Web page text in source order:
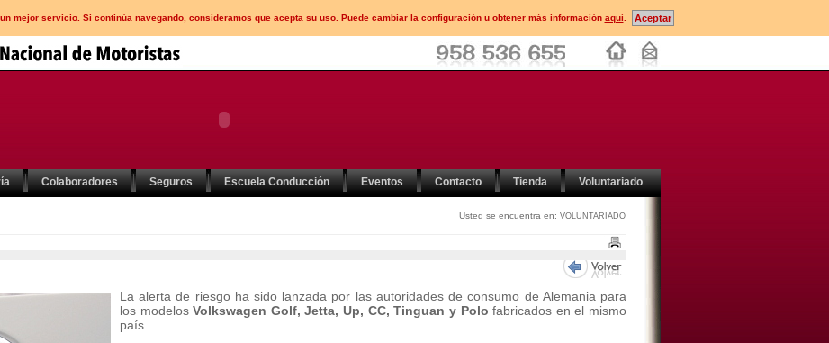
mejor servicio. Si continúa navegando, consideramos que acepta su uso. Puede cambiar la configuración u obtener más información aquí.
Colaboradores Seguros Escuela Conducción Eventos Contacto Tienda Voluntariado
Usted se encuentra en: VOLUNTARIADO
La alerta de riesgo ha sido lanzada por las autoridades de consumo de Alemania para
los modelosVolkswagen Golf, Jetta, Up, CC, Tinguan y Polo fabricados en el mismo
país.